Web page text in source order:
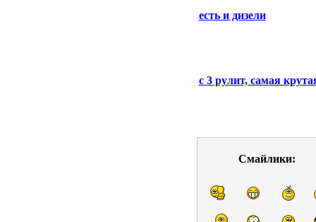
есть и дизели
с 3 рулит, самая
Смайлики: